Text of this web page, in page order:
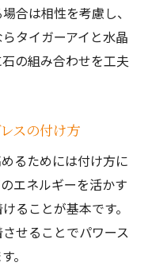
合は相性を考慮し、
タイガーアイと水晶
の組み合わせを工夫
スの付け方
るためには付け方に
エネルギーを活かす
ることが基本です。
せることでパワース
。